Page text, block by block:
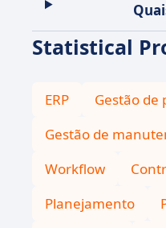
Statistical
ERP Gestão de
Gestão de
Workflow
Planejamento